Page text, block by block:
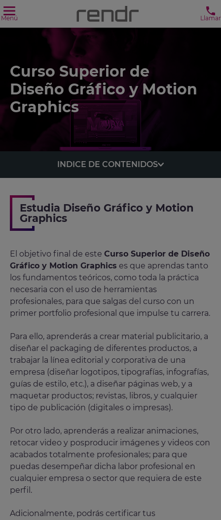
Menú Llamar
Curso Superior de
Diseño Gráfico y Motion
Graphics
INDICE DE CONTENIDOS
Estudia Diseño Gráfico y Motion
Graphics
El objetivo final de este Curso Superior de Diseño
Gráfico y Motion Graphics es que aprendas tanto
los fundamentos teóricos, como toda la práctica
necesaria con el uso de herramientas
profesionales, para que salgas del curso con un
primer portfolio profesional que impulse tu carrera.
Para ello, aprenderás a crear material publicitario, a
diseñar el packaging de diferentes productos, a
trabajar la línea editorial y corporativa de una
empresa (diseñar logotipos, tipografías, infografías,
guías de estilo, etc.), a diseñar páginas web, y a
maquetar productos; revistas, libros, y cualquier
tipo de publicación (digitales o impresas).
Por otro lado, aprenderás a realizar animaciones,
retocar video y posproducir imágenes y videos con
acabados totalmente profesionales; para que
puedas desempeñar dicha labor profesional en
cualquier empresa o sector que requiera de este
perfil.
Adicionalmente, podrás certificar tus